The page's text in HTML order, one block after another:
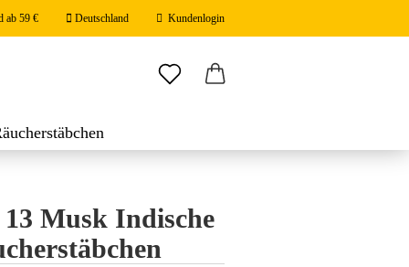
ab 59 € Deutschland Kundenlogin
Musk Indische